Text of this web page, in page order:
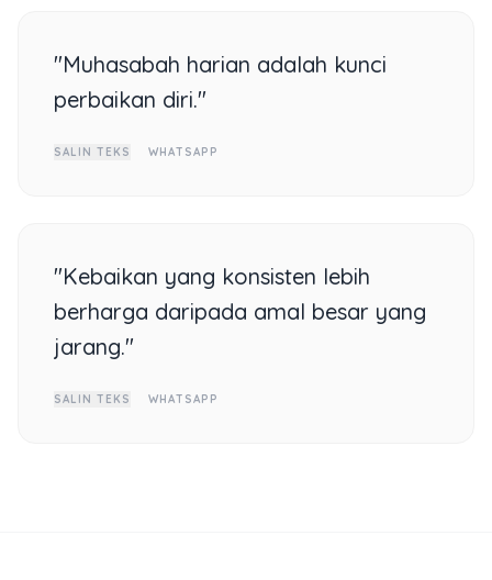
"Muhasabah harian adalah kunci
perbaikan diri."
SALIN TEKS WHATSAPP
"Kebaikan yang konsisten lebih
berharga daripada amal besar yang
jarang."
SALIN TEKS WHATSAPP